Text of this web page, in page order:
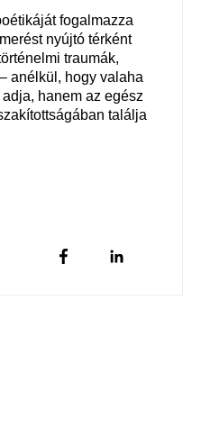
fogalmazza
nyújtó térként
traumák,
anélkül, hogy valaha
hanem az egész
találja